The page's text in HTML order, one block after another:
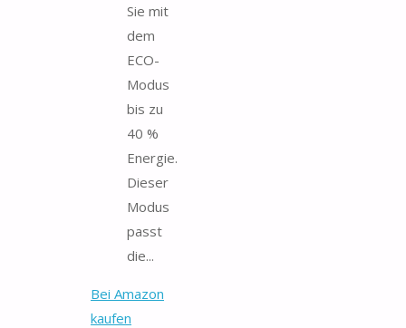
Sie mit
dem
ECO-
Modus
bis zu
40 %
Energie.
Dieser
Modus
passt
die...
Bei Amazon
kaufen